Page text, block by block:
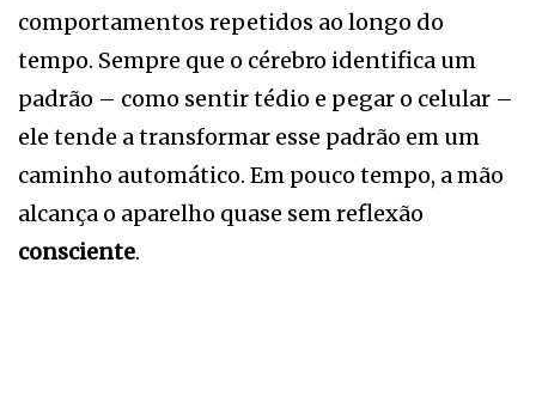
comportamentos repetidos ao longo do
tempo. Sempre que o cérebro identifica um
padrão – como sentir tédio e pegar o celular –
ele tende a transformar esse padrão em um
caminho automático. Em pouco tempo, a mão
alcança o aparelho quase sem reflexão
consciente.